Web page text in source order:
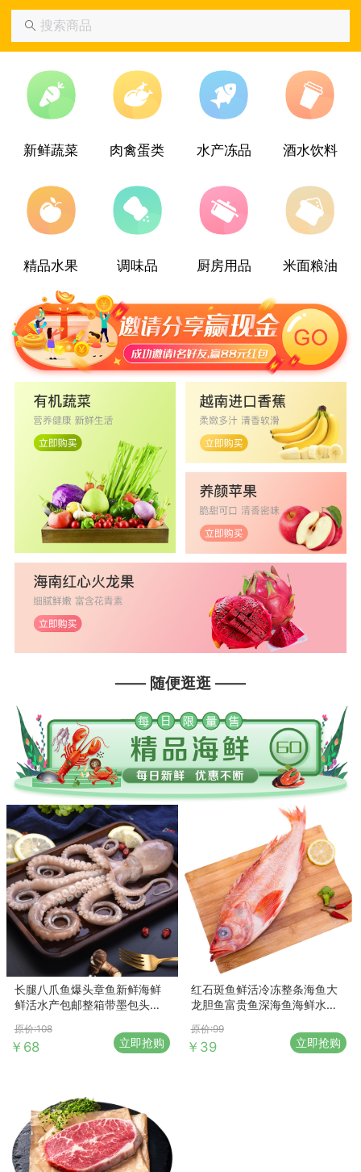
新鲜蔬菜 肉禽蛋类 水产冻品 酒水饮料
精品水果 调味品 厨房用品 米面粮油
—— 随便逛逛 ——
长腿八爪鱼爆头章鱼新鲜海鲜
鲜活水产包邮整箱带墨包头大
原价:108
￥68 立即抢购
红石斑鱼鲜活冷冻整条海鱼大
龙胆鱼富贵鱼深海鱼海鲜水产
原价:99
￥39 立即抢购